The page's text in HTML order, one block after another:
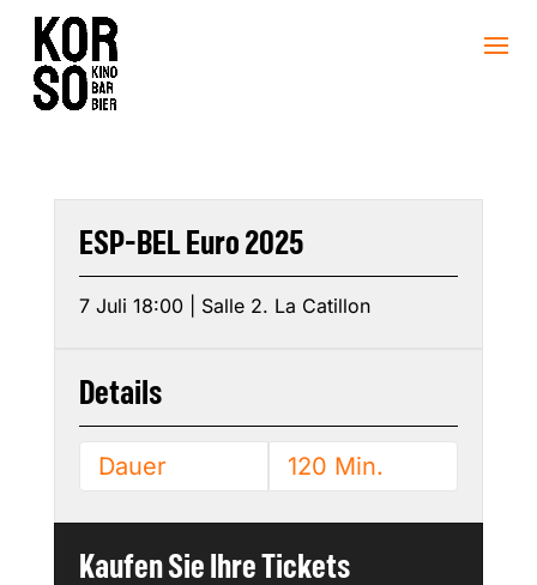
ESP-BEL Euro 2025
7 Juli 18:00 | Salle 2. La Catillon
Details
Dauer 120 Min.
Kaufen Sie Ihre Tickets